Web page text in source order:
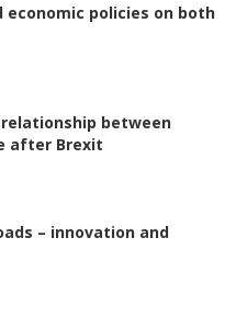
economic policies on both
between
after Brexit
– innovation and